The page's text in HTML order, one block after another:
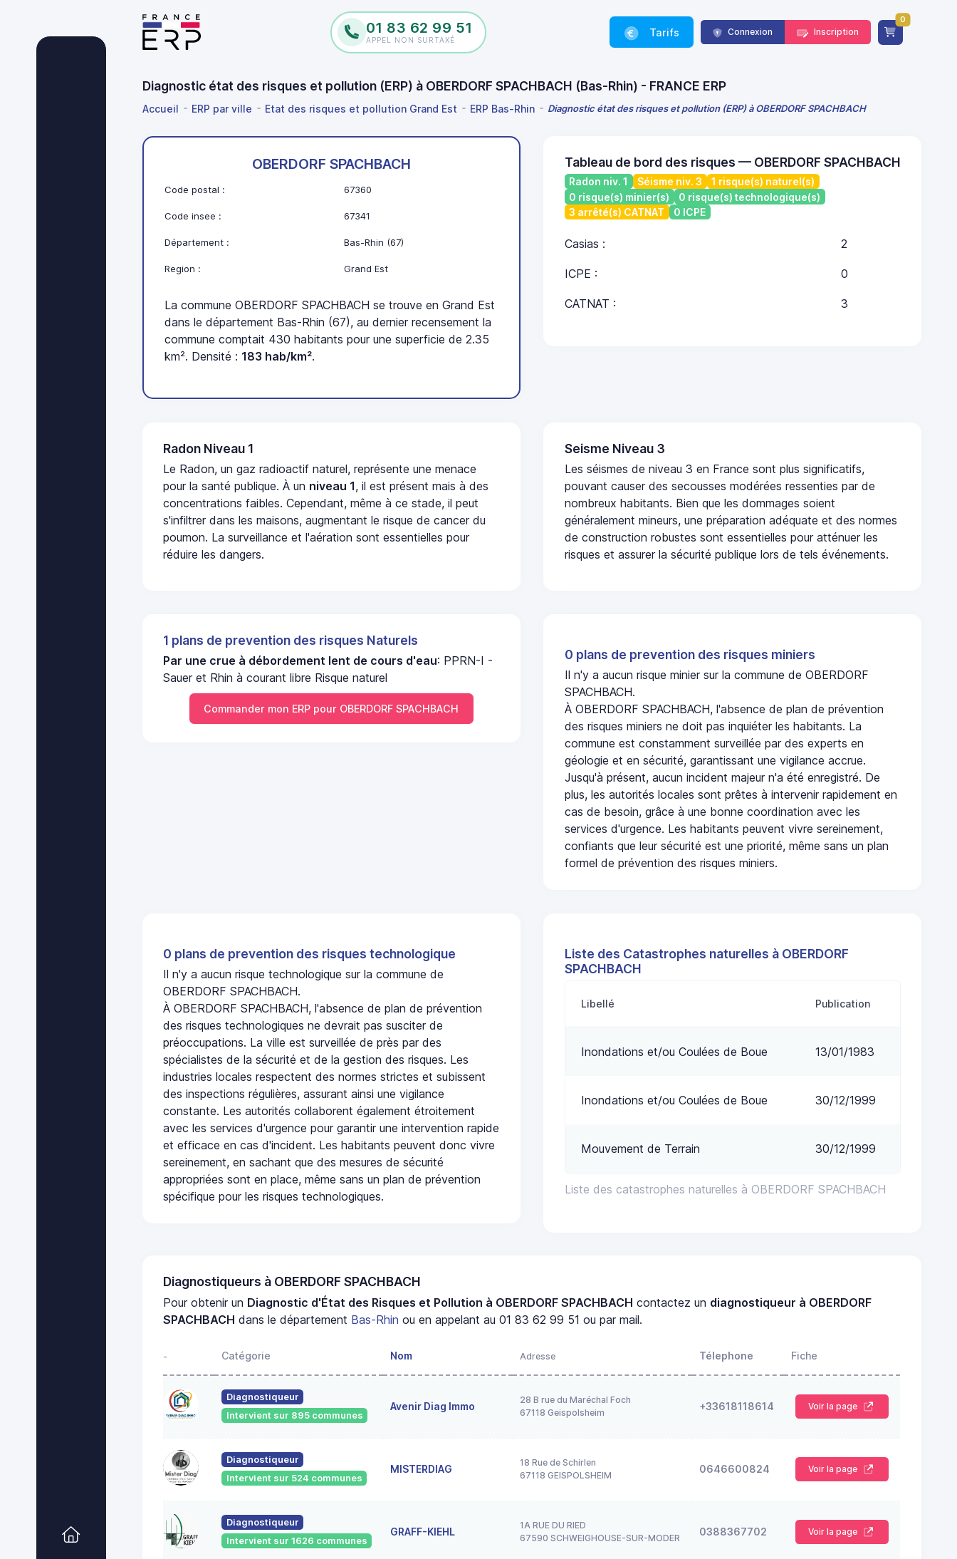
01 83 62 99 51
APPEL NON SURTAXÉ
Tarifs Connexion Inscription
0
Diagnostic état des risques et pollution (ERP) à OBERDORF SPACHBACH (Bas-Rhin) - FRANCE ERP
Accueil ERP par ville Etat des risques et pollution Grand Est ERP Bas-Rhin Diagnostic état des risques et pollution (ERP) à OBERDORF SPACHBACH
OBERDORF SPACHBACH
Code postal : 67360
Code insee : 67341
Département : Bas-Rhin (67)
Region : Grand Est
La commune OBERDORF SPACHBACH se trouve en Grand Est
dans le département Bas-Rhin (67), au dernier recensement la
commune comptait 430 habitants pour une superficie de 2.35
km². Densité : 183 hab/km².
Tableau de bord des risques — OBERDORF SPACHBACH
Radon niv. 1 Séisme niv. 3
1 risque(s) naturel(s)
0 risque(s) minier(s)
0 risque(s) technologique(s)
3 arrêté(s) CATNAT
0 ICPE
Casias : 2
ICPE : 0
CATNAT : 3
Radon Niveau 1
Le Radon, un gaz radioactif naturel, représente une menace
pour la santé publique. À un niveau 1, il est présent mais à des
concentrations faibles. Cependant, même à ce stade, il peut
s'infiltrer dans les maisons, augmentant le risque de cancer du
poumon. La surveillance et l'aération sont essentielles pour
réduire les dangers.
Seisme Niveau 3
Les séismes de niveau 3 en France sont plus significatifs,
pouvant causer des secousses modérées ressenties par de
nombreux habitants. Bien que les dommages soient
généralement mineurs, une préparation adéquate et des normes
de construction robustes sont essentielles pour atténuer les
risques et assurer la sécurité publique lors de tels événements.
1 plans de prevention des risques Naturels
Par une crue à débordement lent de cours d'eau: PPRN-I -
Sauer et Rhin à courant libre Risque naturel
Commander mon ERP pour OBERDORF SPACHBACH
0 plans de prevention des risques miniers
Il n'y a aucun risque minier sur la commune de OBERDORF
SPACHBACH.
À OBERDORF SPACHBACH, l'absence de plan de prévention
des risques miniers ne doit pas inquiéter les habitants. La
commune est constamment surveillée par des experts en
géologie et en sécurité, garantissant une vigilance accrue.
Jusqu'à présent, aucun incident majeur n'a été enregistré. De
plus, les autorités locales sont prêtes à intervenir rapidement en
cas de besoin, grâce à une bonne coordination avec les
services d'urgence. Les habitants peuvent vivre sereinement,
confiants que leur sécurité est une priorité, même sans un plan
formel de prévention des risques miniers.
0 plans de prevention des risques technologique
Il n'y a aucun risque technologique sur la commune de
OBERDORF SPACHBACH.
À OBERDORF SPACHBACH, l'absence de plan de prévention
des risques technologiques ne devrait pas susciter de
préoccupations. La ville est surveillée de près par des
spécialistes de la sécurité et de la gestion des risques. Les
industries locales respectent des normes strictes et subissent
des inspections régulières, assurant ainsi une vigilance
constante. Les autorités collaborent également étroitement
avec les services d'urgence pour garantir une intervention rapide
et efficace en cas d'incident. Les habitants peuvent donc vivre
sereinement, en sachant que des mesures de sécurité
appropriées sont en place, même sans un plan de prévention
spécifique pour les risques technologiques.
Liste des Catastrophes naturelles à OBERDORF
SPACHBACH
Liste des catastrophes naturelles à OBERDORF SPACHBACH
Libellé Publication
Inondations et/ou Coulées de Boue 13/01/1983
Inondations et/ou Coulées de Boue 30/12/1999
Mouvement de Terrain 30/12/1999
Diagnostiqueurs à OBERDORF SPACHBACH
Pour obtenir un Diagnostic d'État des Risques et Pollution à OBERDORF SPACHBACH contactez un diagnostiqueur à OBERDORF
SPACHBACH dans le département Bas-Rhin ou en appelant au 01 83 62 99 51 ou par mail.
- Catégorie Nom Adresse Télephone Fiche
Diagnostiqueur
Intervient sur 895 communes
Avenir Diag Immo
28 B rue du Maréchal Foch
67118 Geispolsheim
+33618118614 Voir la page
Diagnostiqueur
Intervient sur 524 communes
MISTERDIAG
18 Rue de Schirlen
67118 GEISPOLSHEIM
0646600824 Voir la page
Diagnostiqueur
Intervient sur 1626 communes
GRAFF-KIEHL
1A RUE DU RIED
67590 SCHWEIGHOUSE-SUR-MODER
0388367702 Voir la page